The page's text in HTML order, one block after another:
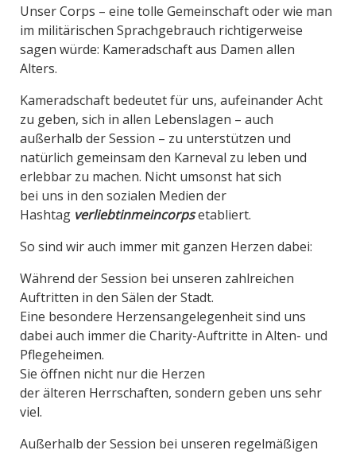
Unser Corps – eine tolle Gemeinschaftoder wie man
im militärischen Sprachgebrauch richtigerweise
sagen würde: Kameradschaft aus Damen allen
Alters.
Kameradschaft bedeutet für uns, aufeinander Acht
zu geben, sich in allen Lebenslagen – auch
außerhalb der Session – zu unterstützen und
natürlich gemeinsam den Karneval zu leben und
erlebbar zu machen. Nicht umsonst hat sich
bei uns in den sozialen Medien der
Hashtag verliebtinmeincorpsetabliert.
So sind wir auch immer mit ganzen Herzen dabei:
Während der Session bei unseren zahlreichen
Auftritten in den Sälen der Stadt.
Eine besondere Herzensangelegenheit sind uns
dabei auch immer die Charity-Auftritte in Alten- und
Pflegeheimen.
Sie öffnen nicht nur die Herzen
derälteren Herrschaften, sondern geben uns sehr
viel.
Außerhalb der Session bei unseren regelmäßigen